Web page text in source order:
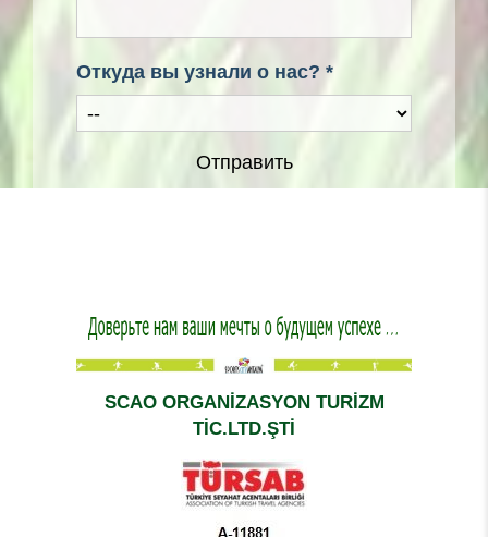
Откуда вы узнали о нас? *
Отправить
SCAO ORGANİZASYON TURİZM
TİC.LTD.ŞTİ